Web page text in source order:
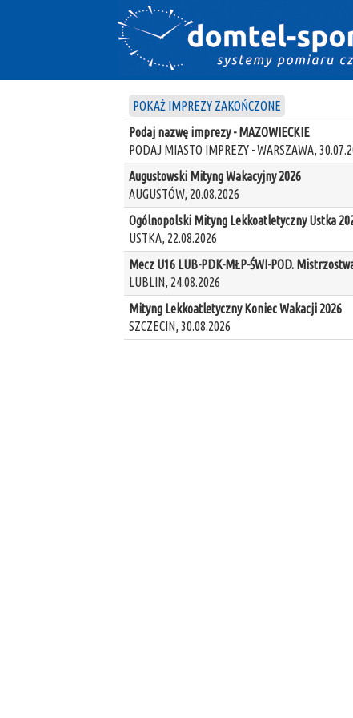
POKAŻ IMPREZY ZAKOŃCZONE
Podaj nazwę imprezy - MAZOWIECKIE
PODAJ MIASTO IMPREZY - WARSZAWA,
Augustowski Mityng Wakacyjny 2026
AUGUSTÓW, 20.08.2026
Ogólnopolski Mityng Lekkoatletyczny Ustka
USTKA, 22.08.2026
Mecz U16 LUB-PDK-MŁP-ŚWI-POD.
LUBLIN, 24.08.2026
Mityng Lekkoatletyczny Koniec Wakacji 2026
SZCZECIN, 30.08.2026